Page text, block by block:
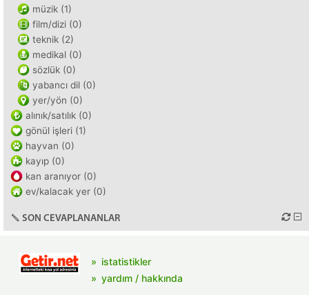
müzik (1)
film/dizi (0)
teknik (2)
medikal (0)
sözlük (0)
yabancı dil (0)
yer/yön (0)
alınık/satılık (0)
gönül işleri (1)
hayvan (0)
kayıp (0)
kan aranıyor (0)
ev/kalacak yer (0)
SON CEVAPLANANLAR
istatistikler
yardım / hakkında